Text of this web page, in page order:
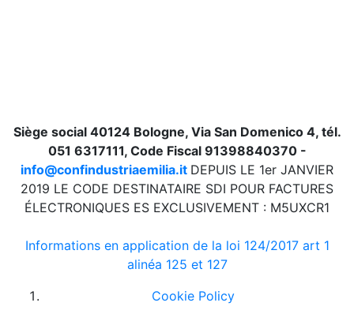
Siège social 40124 Bologne, Via San Domenico 4, tél.
051 6317111, Code Fiscal 91398840370 -
info@confindustriaemilia.it DEPUIS LE 1er JANVIER
2019 LE CODE DESTINATAIRE SDI POUR FACTURES
ÉLECTRONIQUES ES EXCLUSIVEMENT : M5UXCR1
Informations en application de la loi 124/2017 art 1
alinéa 125 et 127
Cookie Policy